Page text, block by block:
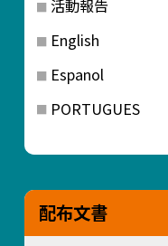
活動報告
English
Espanol
PORTUGUES
配布文書